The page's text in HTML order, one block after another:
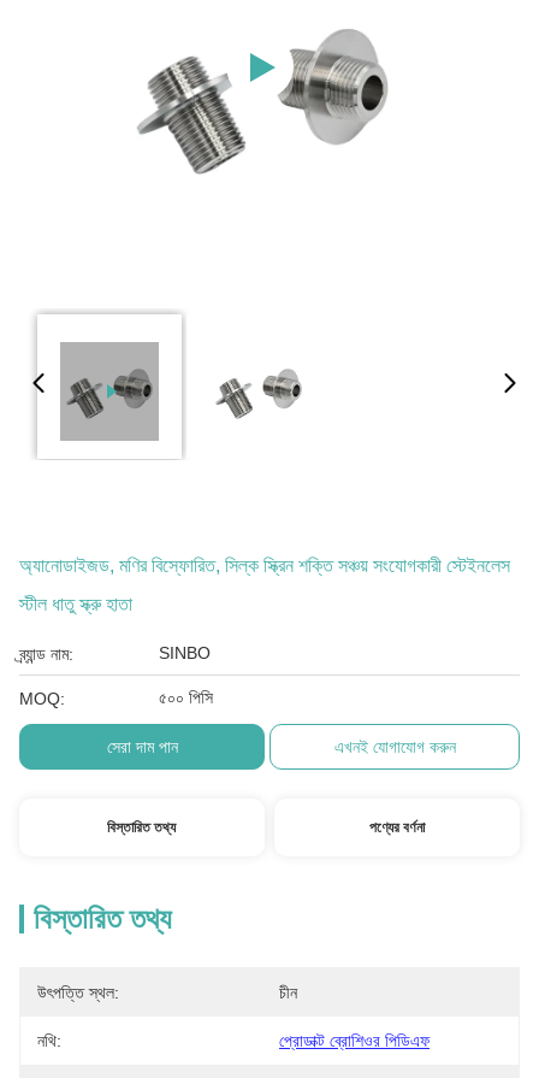
অ্যানোডাইজড, মণির বিস্ফোরিত, সিল্ক স্ক্রিন শক্তি সঞ্চয় সংযোগকারী স্টেইনলেস
স্টীল ধাতু স্ক্রু হাতা
ব্র্যান্ড নাম: SINBO
MOQ: ৫০০ পিসি
সেরা দাম পান এখনই যোগাযোগ করুন
বিস্তারিত তথ্য পণ্যের বর্ণনা
বিস্তারিত তথ্য
উৎপত্তি স্থল: চীন
নথি: প্রোডাক্ট ব্রোশিওর পিডিএফ